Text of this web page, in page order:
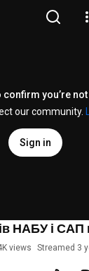
confirm you’re not
our community.
Sign in
НАБУ і
views Streamed 3